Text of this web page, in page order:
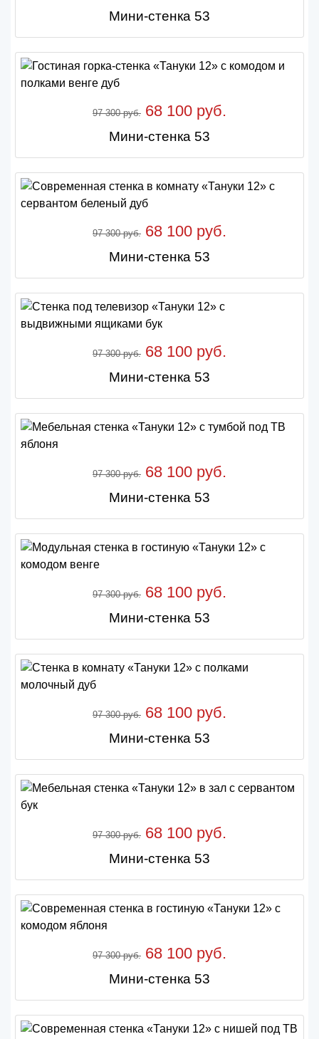
Мини-стенка 53
97 300 руб. 68 100 руб.
Мини-стенка 53
97 300 руб. 68 100 руб.
Мини-стенка 53
97 300 руб. 68 100 руб.
Мини-стенка 53
97 300 руб. 68 100 руб.
Мини-стенка 53
97 300 руб. 68 100 руб.
Мини-стенка 53
97 300 руб. 68 100 руб.
Мини-стенка 53
97 300 руб. 68 100 руб.
Мини-стенка 53
97 300 руб. 68 100 руб.
Мини-стенка 53